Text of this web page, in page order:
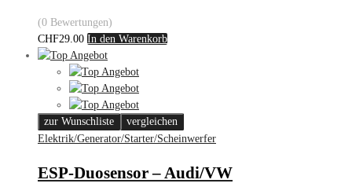
(0 Bewertungen)
CHF29.00 In den Warenkorb
zur Wunschliste
vergleichen
Elektrik/Generator/Starter/Scheinwerfer
ESP-Duosensor – Audi/VW